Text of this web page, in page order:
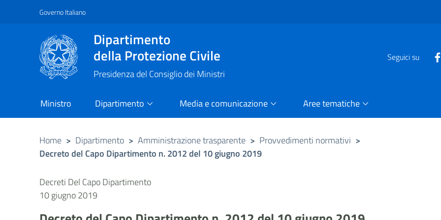
Vai al contenuto principale
Raggiungi il piè di pagina
Governo Italiano
Dipartimento
della Protezione Civile
Presidenza del Consiglio dei Ministri
Seguici su
Ministro Dipartimento Media e comunicazione Aree tematiche
Home > Dipartimento > Amministrazione trasparente > Provvedimenti normativi >
Decreto del Capo Dipartimento n. 2012 del 10 giugno 2019
Decreti Del Capo Dipartimento
10 giugno 2019